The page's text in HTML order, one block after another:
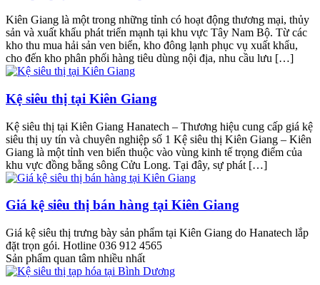
Kiên Giang là một trong những tỉnh có hoạt động thương mại, thủy
sản và xuất khẩu phát triển mạnh tại khu vực Tây Nam Bộ. Từ các
kho thu mua hải sản ven biển, kho đông lạnh phục vụ xuất khẩu,
cho đến kho phân phối hàng tiêu dùng nội địa, nhu cầu lưu […]
Kệ siêu thị tại Kiên Giang
Kệ siêu thị tại Kiên Giang Hanatech – Thương hiệu cung cấp giá kệ
siêu thị uy tín và chuyên nghiệp số 1 Kệ siêu thị Kiên Giang – Kiên
Giang là một tỉnh ven biển thuộc vào vùng kinh tế trọng điểm của
khu vực đồng bằng sông Cửu Long. Tại đây, sự phát […]
Giá kệ siêu thị bán hàng tại Kiên Giang
Giá kệ siêu thị trưng bày sản phẩm tại Kiên Giang do Hanatech lắp
đặt trọn gói. Hotline 036 912 4565
Sản phẩm quan tâm nhiều nhất